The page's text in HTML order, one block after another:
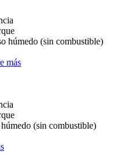
húmedo (sin combustible)
más
húmedo (sin combustible)